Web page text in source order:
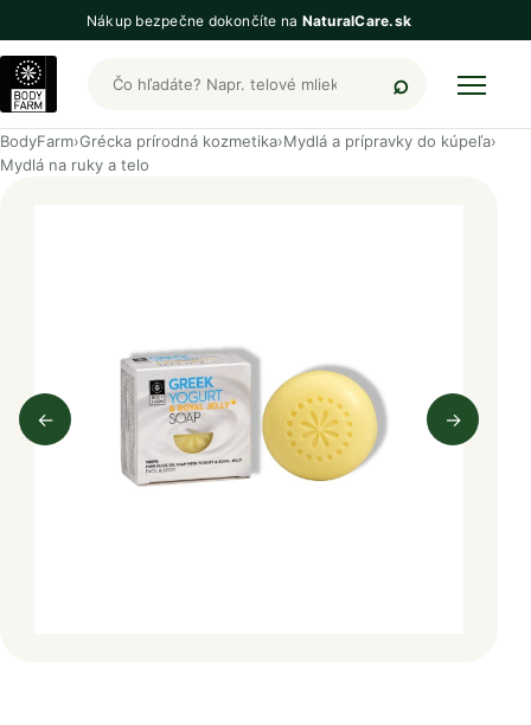
Nákup bezpečne dokončíte na NaturalCare.sk
Hľadať produkty BodyFarm
BodyFarm›Grécka prírodná kozmetika›Mydlá a prípravky do kúpeľa›
Mydlá na ruky a telo
←
Predchádzajúci obrázok
→